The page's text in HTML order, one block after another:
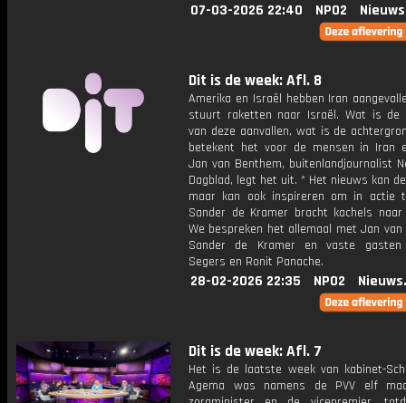
07-03-2026 22:40 NPO2
Dit is de week: Afl. 8
Amerika en Israël hebben Iran
stuurt raketten naar Israël. Wat is de
van deze aanvallen, wat is de
betekent het voor de mensen in Iran
Jan van Benthem, buitenlandjournalist
Dagblad, legt het uit. * Het nieuws kan
maar kan ook inspireren om in actie
Sander de Kramer bracht kachels naar
We bespreken het allemaal met Jan van
Sander de Kramer en vaste gasten
Segers en Ronit Panache.
28-02-2026 22:35 NPO2
Dit is de week: Afl. 7
Het is de laatste week van kabinet-
Agema was namens de PVV elf